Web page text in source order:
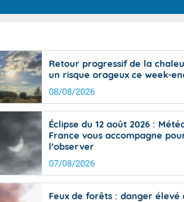
de
Phénomènes dangereux de
Avertissement pluies
des communes (Apic)
Bulletins Marine
Bulletins d'estimation du
d'avalanche
Météo des forêts
Vigicrues
Retour progressif de la
un risque orageux ce week-
08/08/2026
Éclipse du 12 août 2026 :
France vous accompagne
l'observer
07/08/2026
Feux de forêts : danger élevé